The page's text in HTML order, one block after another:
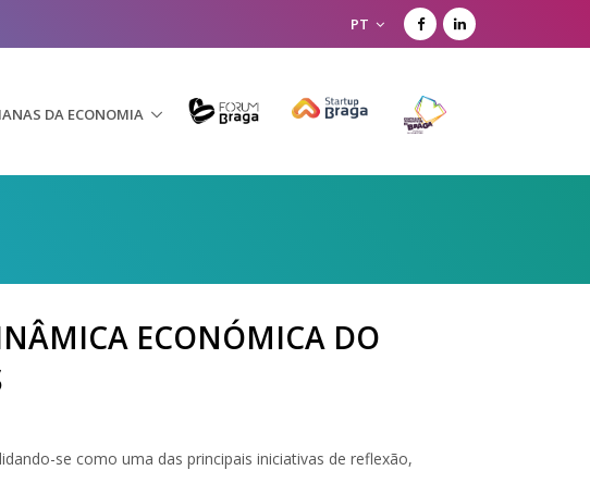
PT
DA ECONOMIA
ECONÓMICA DO
se como uma das principais iniciativas de reflexão,